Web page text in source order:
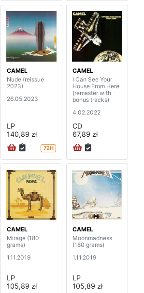
CAMEL
Nude (reissue
2023)
26.05.2023
LP
140,89 zł
72H
CAMEL
I Can See Your
House From Here
(remaster with
bonus tracks)
4.02.2022
CD
67,89 zł
CAMEL
Mirage (180
grams)
1.11.2019
LP
105,89 zł
CAMEL
Moonmadness
(180 grams)
1.11.2019
LP
105,89 zł